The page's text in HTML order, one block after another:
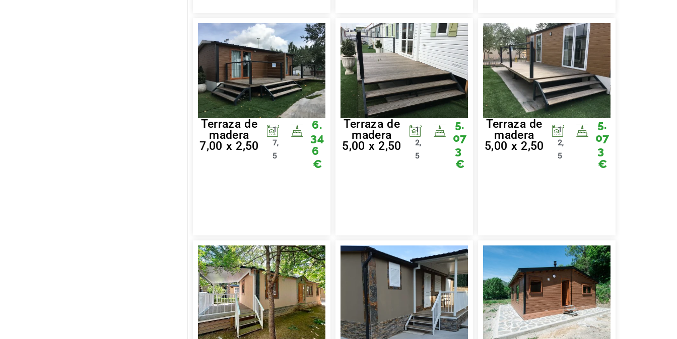
Terraza de
madera
7,00 x 2,50
1
7,
5
6.
34
6
€
Terraza de
madera
5,00 x 2,50
1
2,
5
5.
07
3
€
Terraza de
madera
5,00 x 2,50
1
2,
5
5.
07
3
€